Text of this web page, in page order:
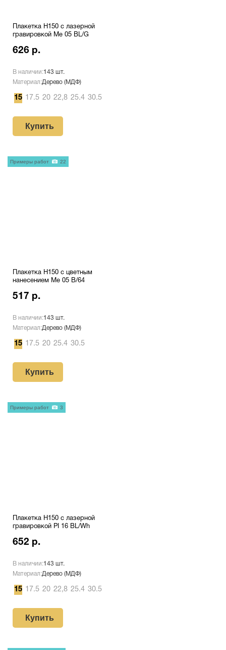
Плакетка H150 с лазерной
гравировкой Me 05 BL/G
626 р.
В наличии:143 шт.
Материал:Дерево (МДФ)
15 17.5 20 22,8 25.4 30.5
Купить
Плакетка H150 с цветным
нанесением Me 05 B/64
517 р.
В наличии:143 шт.
Материал:Дерево (МДФ)
15 17.5 20 25.4 30.5
Купить
Примеры работ 22
Плакетка H150 с лазерной
гравировкой PI 16 BL/Wh
652 р.
В наличии:143 шт.
Материал:Дерево (МДФ)
15 17.5 20 22,8 25.4 30.5
Купить
Примеры работ 3